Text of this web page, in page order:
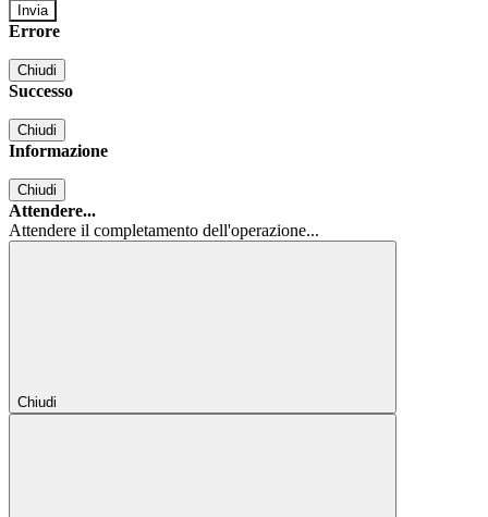
Errore
Chiudi
Successo
Chiudi
Informazione
Chiudi
Attendere...
Attendere il completamento dell'operazione...
Chiudi